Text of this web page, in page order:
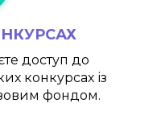
доступ до
конкурсах із
фондом.